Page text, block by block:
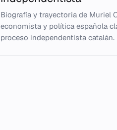
Biografía y trayectoria de Muriel
economista y política española
proceso independentista catalán.